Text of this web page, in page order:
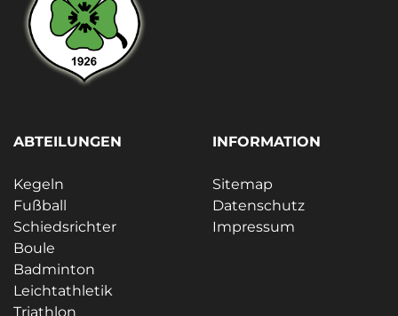
ABTEILUNGEN
Kegeln
Fußball
Schiedsrichter
Boule
Badminton
Leichtathletik
Triathlon
INFORMATION
Sitemap
Datenschutz
Impressum